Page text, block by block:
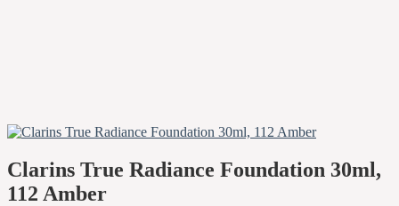
Clarins True Radiance Foundation 30ml,
112 Amber